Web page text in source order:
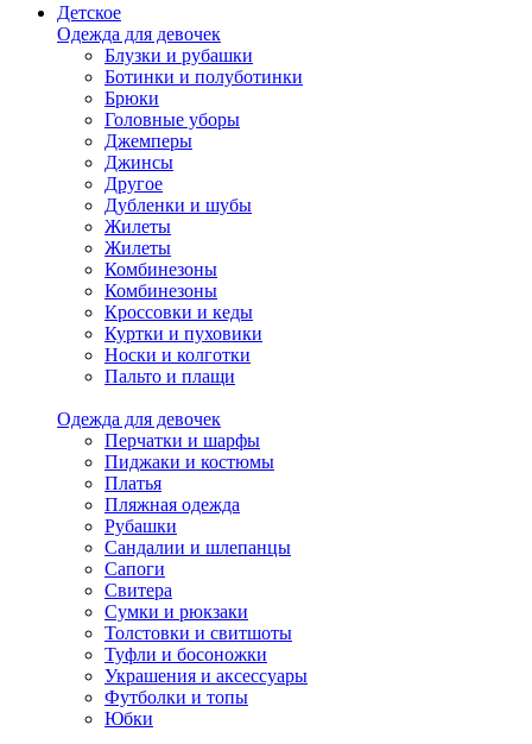
Детское
Одежда для девочек
Блузки и рубашки
Ботинки и полуботинки
Брюки
Головные уборы
Джемперы
Джинсы
Другое
Дубленки и шубы
Жилеты
Жилеты
Комбинезоны
Комбинезоны
Кроссовки и кеды
Куртки и пуховики
Носки и колготки
Пальто и плащи
Одежда для девочек
Перчатки и шарфы
Пиджаки и костюмы
Платья
Пляжная одежда
Рубашки
Сандалии и шлепанцы
Сапоги
Свитера
Сумки и рюкзаки
Толстовки и свитшоты
Туфли и босоножки
Украшения и аксессуары
Футболки и топы
Юбки